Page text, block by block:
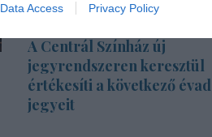
Data Access Privacy Policy
A Centrál Színház új
jegyrendszeren keresztül
értékesíti a következő évad
jegyeit